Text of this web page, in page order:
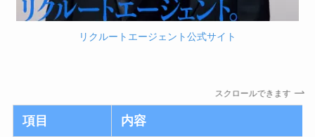
リクルートエージェント公式サイト
スクロールできます
項目 内容